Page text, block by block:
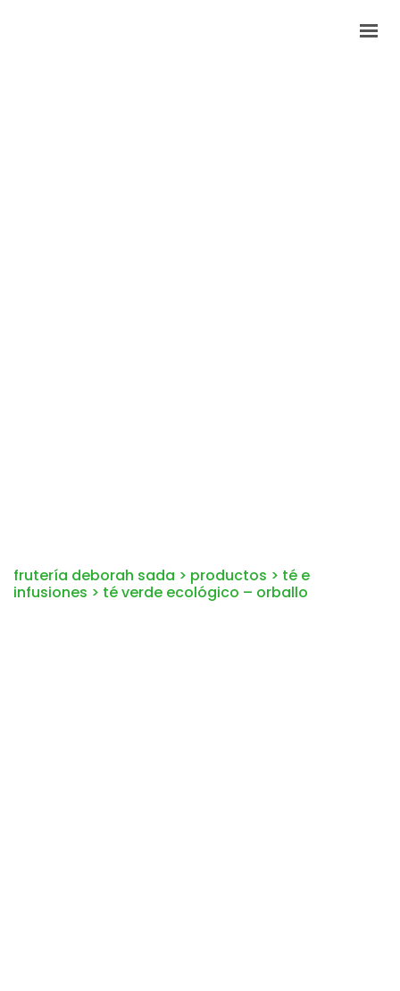
frutería deborah sada > productos > té e
infusiones > té verde ecológico – orballo